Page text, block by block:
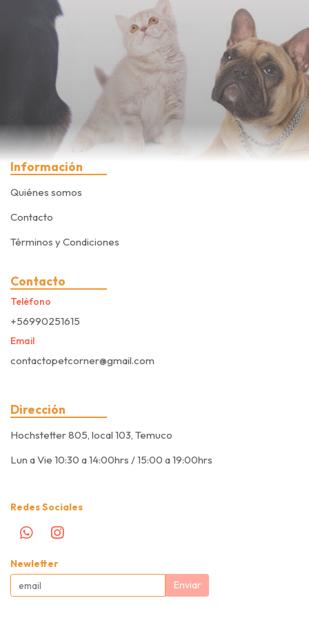
Información
Quiénes somos
Contacto
Términos y Condiciones
Contacto
Teléfono
+56990251615
Email
contactopetcorner@gmail.com
Dirección
Hochstetter 805, local 103, Temuco
Lun a Vie 10:30 a 14:00hrs / 15:00 a 19:00hrs
Redes Sociales
Newletter
Enviar